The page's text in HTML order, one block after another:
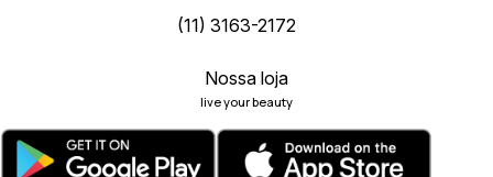
(11) 3163-2172
Nossa loja
live your beauty